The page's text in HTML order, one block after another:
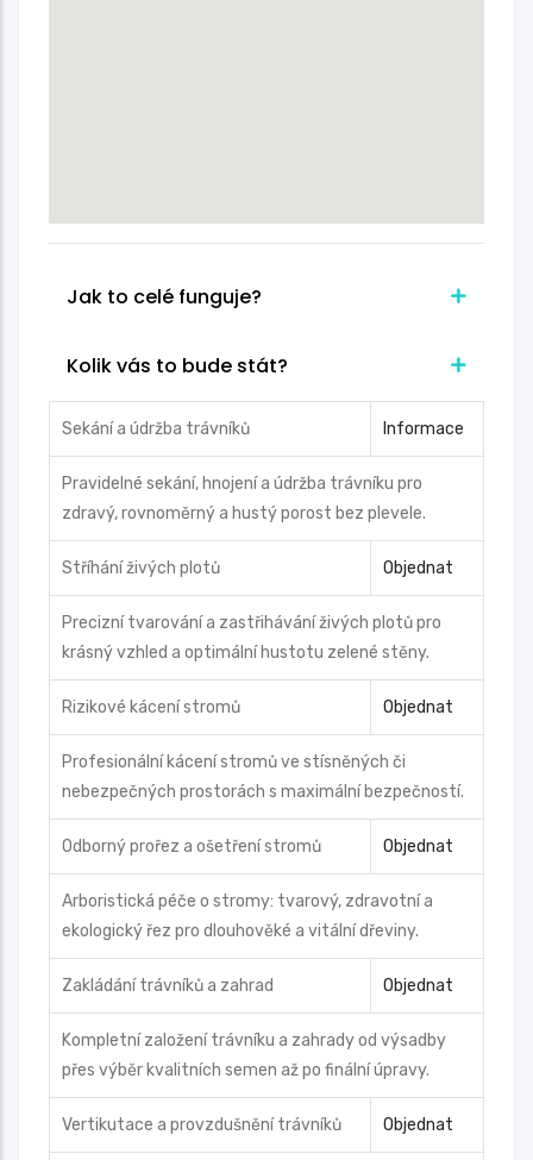
Jak to celé funguje?
Kolik vás to bude stát?
Sekání a údržba trávníků Informace
Pravidelné sekání, hnojení a údržba trávníku pro
zdravý, rovnoměrný a hustý porost bez plevele.
Stříhání živých plotů Objednat
Precizní tvarování a zastřihávání živých plotů pro
krásný vzhled a optimální hustotu zelené stěny.
Rizikové kácení stromů Objednat
Profesionální kácení stromů ve stísněných či
nebezpečných prostorách s maximální bezpečností.
Odborný prořez a ošetření stromů Objednat
Arboristická péče o stromy: tvarový, zdravotní a
ekologický řez pro dlouhověké a vitální dřeviny.
Zakládání trávníků a zahrad Objednat
Kompletní založení trávníku a zahrady od výsadby
přes výběr kvalitních semen až po finální úpravy.
Vertikutace a provzdušnění trávníků Objednat